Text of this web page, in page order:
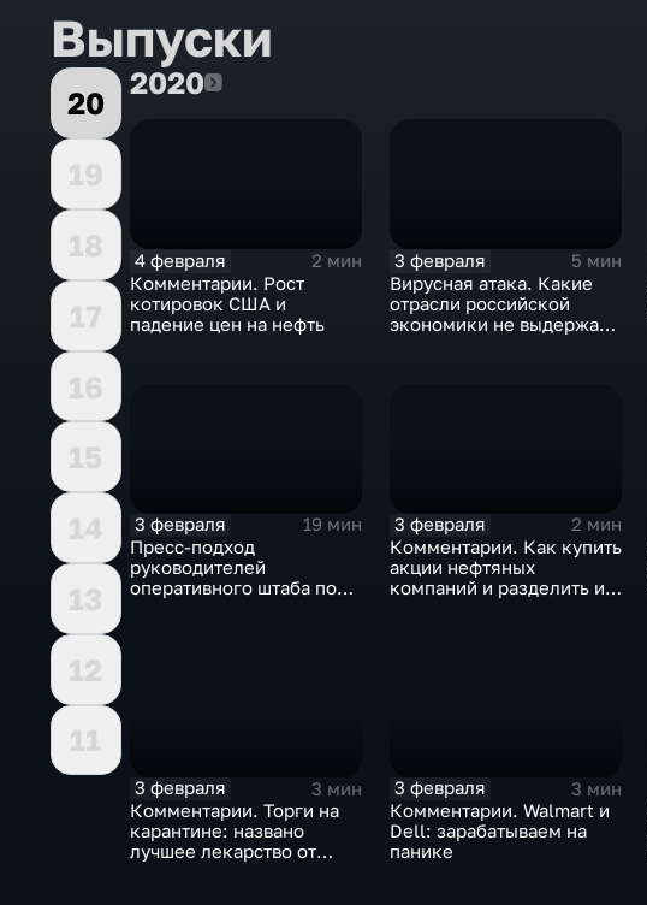
Выпуски
20
19
18
17
16
15
14
13
12
11
20202020
4 февраля
2 мин
Комментарии. Рост
котировок США и
падение цен на нефть
3 февраля
5 мин
Вирусная атака. Какие
отрасли российской
экономики не выдержат
3 февраля
19 мин
Пресс-подход
руководителей
оперативного штаба по
3 февраля
2 мин
Комментарии. Как купить
акции нефтяных
компаний и разделить их
3 февраля
3 мин
Комментарии. Торги на
карантине: названо
лучшее лекарство от
3 февраля
3 мин
Комментарии. Walmart и
Dell: зарабатываем на
панике